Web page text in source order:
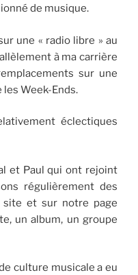
de musique.
une « radio libre » au
à ma carrière
sur une
les Week-Ends.
éclectiques
et Paul qui ont rejoint
régulièrement des
site et sur notre page
un album, un groupe
culture musicale a eu